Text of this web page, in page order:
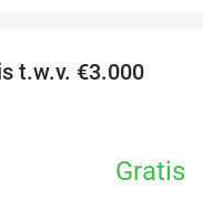
t.w.v. €3.000
Gratis